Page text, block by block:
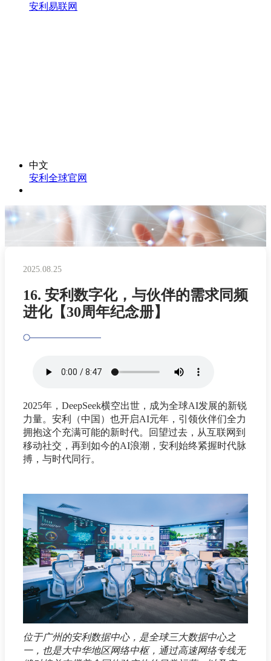
安利易联网
中文
安利全球官网
2025.08.25
16. 安利数字化，与伙伴的需求同频
进化【30周年纪念册】
2025年，DeepSeek横空出世，成为全球AI发展的新锐
力量。安利（中国）也开启AI元年，引领伙伴们全力
拥抱这个充满可能的新时代。回望过去，从互联网到
移动社交，再到如今的AI浪潮，安利始终紧握时代脉
搏，与时代同行。
位于广州的安利数据中心，是全球三大数据中心之
一，也是大中华地区网络中枢，通过高速网络专线无